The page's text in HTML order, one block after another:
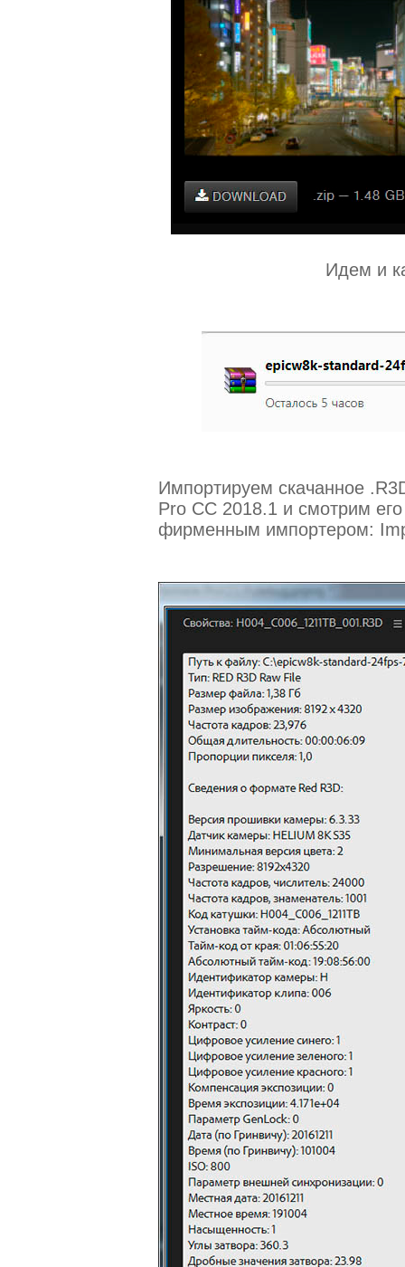
Идем и
Импортируем скачанное
Pro CC 2018.1 и смотрим
фирменным импортером: